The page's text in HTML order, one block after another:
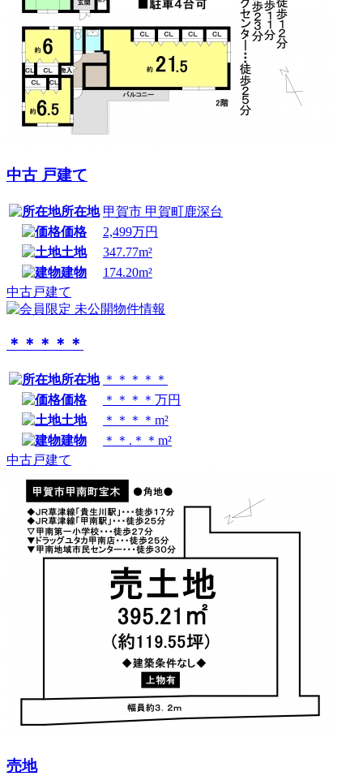
中古 戸建て
所在地 甲賀市 甲賀町鹿深台
価格
2,499万円
土地
347.77m²
建物
174.20m²
中古戸建て
＊＊＊＊＊
所在地 ＊＊＊＊＊
価格
＊＊＊＊万円
土地
＊＊＊＊m²
建物
＊＊.＊＊m²
中古戸建て
売地